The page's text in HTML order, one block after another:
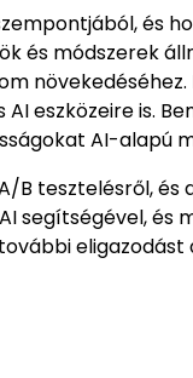
és
és módszerek
eszközeire is.
AI-alapú
B tesztelésről,
segítségével, és